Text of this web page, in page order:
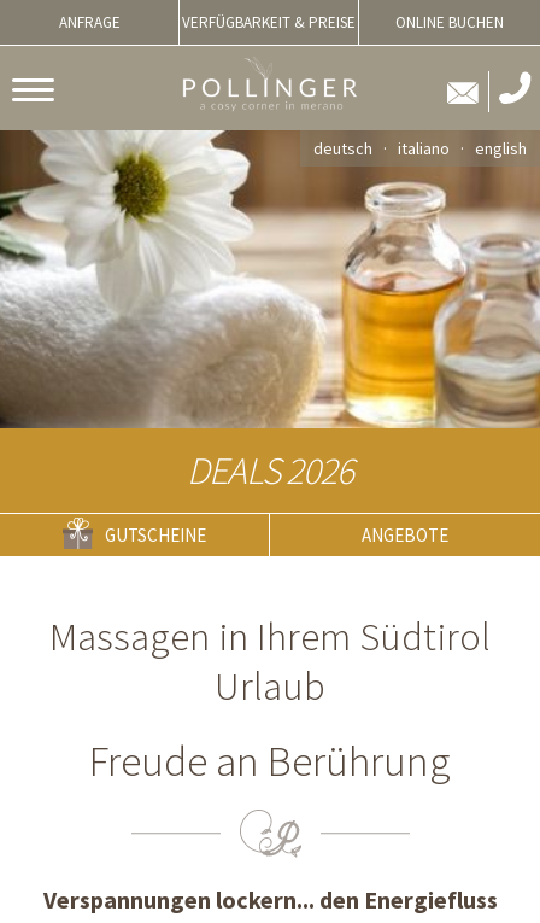
ANFRAGE VERFÜGBARKEIT & PREISE ONLINE BUCHEN
deutsch italiano english
DEALS 2026
GUTSCHEINE ANGEBOTE
Massagen in Ihrem Südtirol
Urlaub
Freude an Berührung
Verspannungen lockern... den Energiefluss